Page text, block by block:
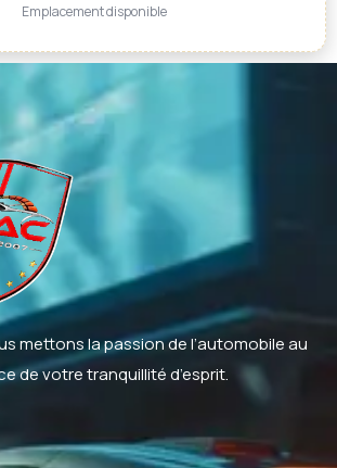
Emplacement disponible
mettons la passion de l’automobile au
de votre tranquillité d’esprit.